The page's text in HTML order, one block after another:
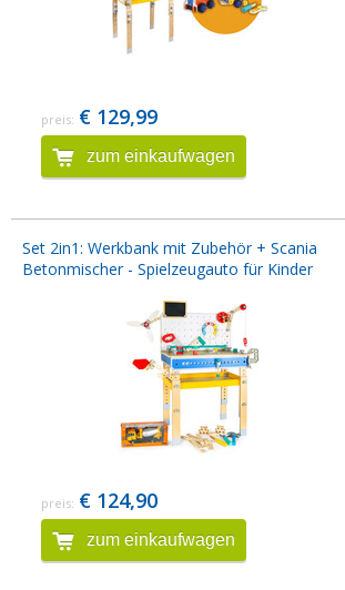
preis: € 129,99
zum einkaufwagen
Set 2in1: Werkbank mit Zubehör + Scania
Betonmischer - Spielzeugauto für Kinder
preis: € 124,90
zum einkaufwagen